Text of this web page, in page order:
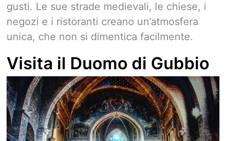
gusti. Le sue strade medievali, le chiese, i
negozi e i ristoranti creano un’atmosfera
unica, che non si dimentica facilmente.
Visita il Duomo di Gubbio